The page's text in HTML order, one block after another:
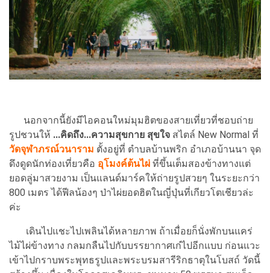
นอกจากนี้ยังมีไอคอนใหม่มุมฮิตของสายเที่ยวที่ชอบถ่าย
รูปชวนให้ ...คิดถึง...ความสุขกาย สุขใจ สไตล์ New Normal ที่
วัดจุฬาภรณ์วนาราม ตั้งอยู่ที่ ตำบลบ้านพริก อำเภอบ้านนา จุด
ดึงดูดนักท่องเที่ยวคือ อุโมงค์ต้นไผ่ ที่ขึ้นเต็มสองข้างทางแต่
ยอดลู่มาสวยงาม เป็นแลนด์มาร์คให้ถ่ายรูปสวยๆ ในระยะกว่า
800 เมตร ได้ฟีลน้องๆ ป่าไผ่ยอดฮิตในญี่ปุ่นที่เกียวโตเชียวล่ะ
ค่ะ
เดินไปแชะไปเพลินได้หลายภาพ ถ้าเมื่อยก็นั่งพักบนแคร่
ไม้ไผ่ข้างทาง กลมกลืนไปกับบรรยากาศเก๋ไปอีกแบบ ก่อนแวะ
เข้าไปกราบพระพุทธรูปและพระบรมสารีริกธาตุในโบสถ์ วัดนี้